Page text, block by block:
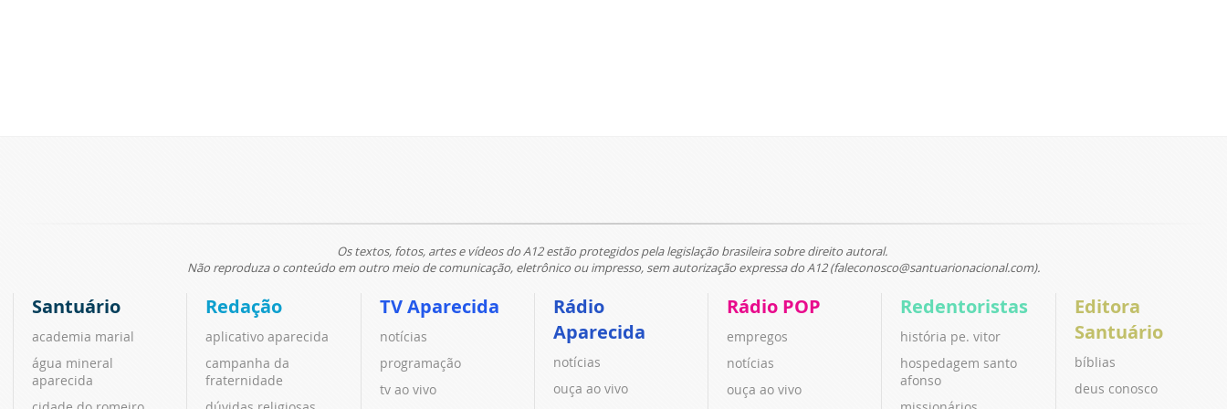
Os textos, fotos, artes e vídeos do A12 estão protegidos pela legislação brasileira sobre direito autoral.
Não reproduza o conteúdo em outro meio de comunicação, eletrônico ou impresso, sem autorização expressa do A12 (faleconosco@santuarionacional.com).
Santuário
academia marial
água mineral
aparecida
Redação
aplicativo aparecida
campanha da
fraternidade
TV Aparecida
notícias
programação
tv ao vivo
Rádio
Aparecida
notícias
ouça ao vivo
Rádio POP
empregos
notícias
ouça ao vivo
Redentoristas
história pe. vitor
hospedagem santo
afonso
Editora
Santuário
bíblias
deus conosco